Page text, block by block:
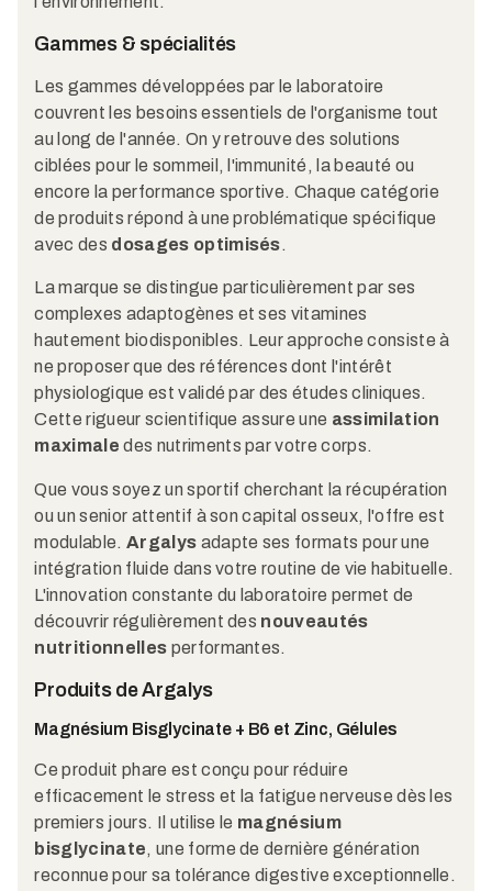
Gammes & spécialités
Les gammes développées par le laboratoire
couvrent les besoins essentiels de l'organisme tout
au long de l'année. On y retrouve des solutions
ciblées pour le sommeil, l'immunité, la beauté ou
encore la performance sportive. Chaque catégorie
de produits répond à une problématique spécifique
avec des dosages optimisés.
La marque se distingue particulièrement par ses
complexes adaptogènes et ses vitamines
hautement biodisponibles. Leur approche consiste à
ne proposer que des références dont l'intérêt
physiologique est validé par des études cliniques.
Cette rigueur scientifique assure une assimilation
maximale des nutriments par votre corps.
Que vous soyez un sportif cherchant la récupération
ou un senior attentif à son capital osseux, l'offre est
modulable. Argalys adapte ses formats pour une
intégration fluide dans votre routine de vie habituelle.
L'innovation constante du laboratoire permet de
découvrir régulièrement des nouveautés
nutritionnelles performantes.
Produits de Argalys
Magnésium Bisglycinate + B6 et Zinc, Gélules
Ce produit phare est conçu pour réduire
efficacement le stress et la fatigue nerveuse dès les
premiers jours. Il utilise le magnésium
bisglycinate, une forme de dernière génération
reconnue pour sa tolérance digestive exceptionnelle.